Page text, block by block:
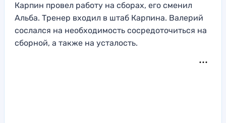
Карпин провел работу на сборах, его сменил
Альба. Тренер входил в штаб Карпина. Валерий
сослался на необходимость сосредоточиться на
сборной, а также на усталость.